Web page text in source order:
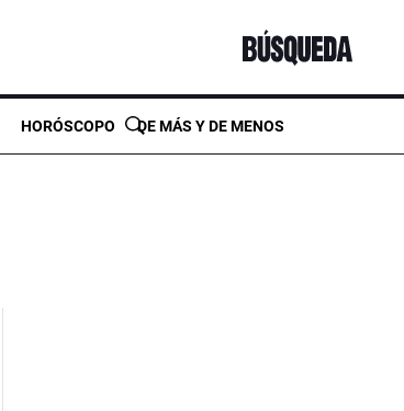
HORÓSCOPO DE MÁS Y DE MENOS